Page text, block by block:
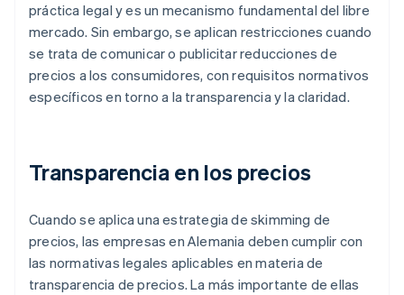
práctica legal y es un mecanismo fundamental del libre
mercado. Sin embargo, se aplican restricciones cuando
se trata de comunicar o publicitar reducciones de
precios a los consumidores, con requisitos normativos
específicos en torno a la transparencia y la claridad.
Transparencia en los precios
Cuando se aplica una estrategia de skimming de
precios, las empresas en Alemania deben cumplir con
las normativas legales aplicables en materia de
transparencia de precios. La más importante de ellas